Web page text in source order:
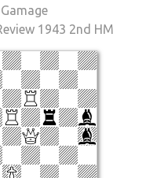
1943 2nd HM